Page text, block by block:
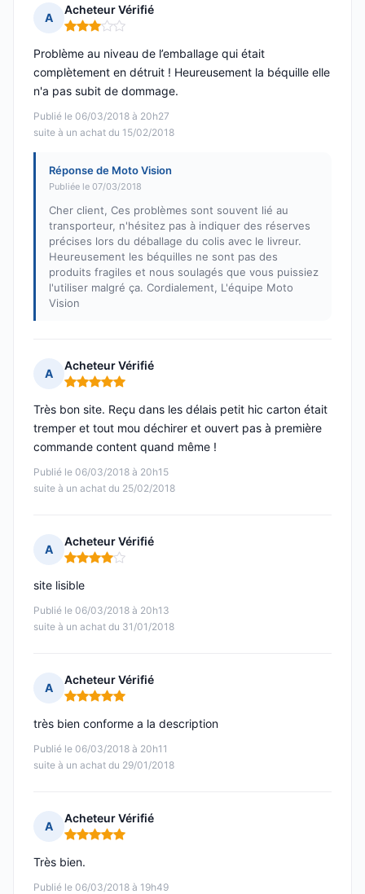
A
Acheteur Vérifié
Note : 3 sur 5
Publié le 06/03/2018 à 20h27
suite à un achat du 15/02/2018
Problème au niveau de l’emballage qui était
complètement en détruit ! Heureusement la béquille elle
n'a pas subit de dommage.
Réponse de Moto Vision
Publiée le 07/03/2018
Cher client, Ces problèmes sont souvent lié au
transporteur, n'hésitez pas à indiquer des réserves
précises lors du déballage du colis avec le livreur.
Heureusement les béquilles ne sont pas des
produits fragiles et nous soulagés que vous puissiez
l'utiliser malgré ça. Cordialement, L'équipe Moto
Vision
A
Acheteur Vérifié
Note : 5 sur 5
Publié le 06/03/2018 à 20h15
suite à un achat du 25/02/2018
Très bon site. Reçu dans les délais petit hic carton était
tremper et tout mou déchirer et ouvert pas à première
commande content quand même !
A
Acheteur Vérifié
Note : 4 sur 5
Publié le 06/03/2018 à 20h13
suite à un achat du 31/01/2018
site lisible
A
Acheteur Vérifié
Note : 5 sur 5
Publié le 06/03/2018 à 20h11
suite à un achat du 29/01/2018
très bien conforme a la description
A
Acheteur Vérifié
Note : 5 sur 5
Publié le 06/03/2018 à 19h49
Très bien.